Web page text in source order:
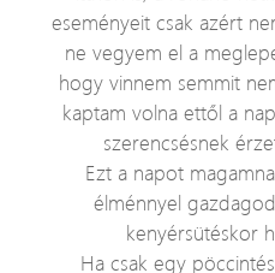
eseményeit csak azért
ne vegyem el a
hogy vinnem semmit
kaptam volna ettől a
szerencsésnek
Ezt a napot
élménnyel
kenyérsütéskor
Ha csak egy